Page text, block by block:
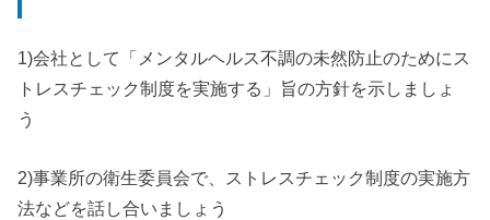
1)会社として「メンタルヘルス不調の未然防止のためにス
トレスチェック制度を実施する」旨の方針を示しましょ
う
2)事業所の衛生委員会で、ストレスチェック制度の実施方
法などを話し合いましょう